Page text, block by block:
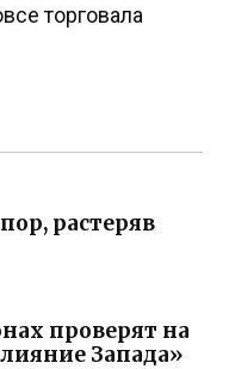
торговала
растеряв
проверят на
Запада»